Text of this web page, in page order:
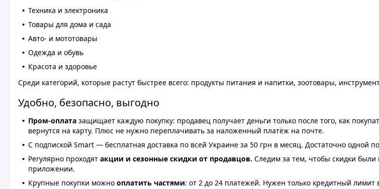
Техника и электроника
Товары для дома и сада
Авто- и мототовары
Одежда и обувь
Красота и здоровье
Среди категорий, которые растут быстрее всего: продукты питания и напитки, зоотовары,
Удобно, безопасно, выгодно
Пром-оплата защищает каждую покупку: продавец получает деньги только после того, как
вернутся на карту. Плюс не нужно переплачивать за наложенный платёж на почте.
С подпиской Smart — бесплатная доставка по всей Украине за 50 грн в месяц. Достаточно одной
Регулярно проходят акции и сезонные скидки от продавцов. Следим за тем, чтобы скидки
приложении.
Крупные покупки можно оплатить частями: от 2 до 24 платежей. Нужен только кредитный лимит